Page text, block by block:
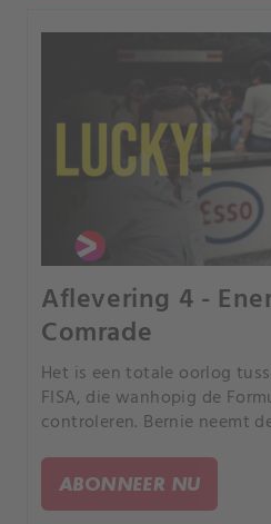
Aflevering 4 -
Comrade
Het is een totale oorlog
FISA, die wanhopig de
controleren. Bernie neemt
race kunnen organiseren.
ABONNEER NU